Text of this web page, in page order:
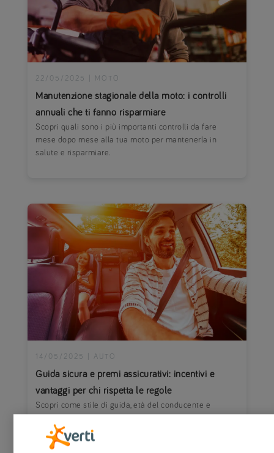
Manutenzione stagionale della moto: i controlli
annuali che ti fanno risparmiare
22/05/2025 MOTO
Scopri quali sono i più importanti controlli da fare
mese dopo mese alla tua moto per mantenerla in
salute e risparmiare.
Guida sicura e premi assicurativi: incentivi e
vantaggi per chi rispetta le regole
14/05/2025 AUTO
Scopri come stile di guida, età del conducente e
dell’assicurazione. Con Verti premi più bassi per chi
guida in sicurezza.